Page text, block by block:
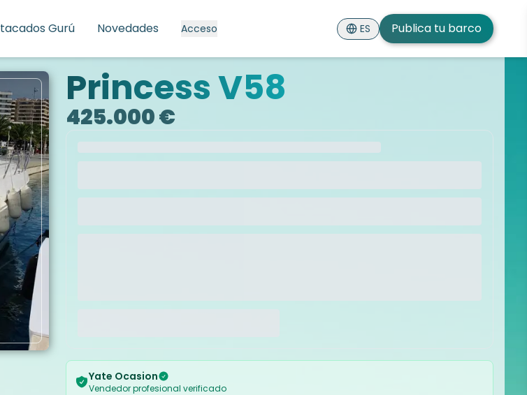
Gurú Novedades Acceso ES Publica tu barco
Princess V58
425.000 €
Yate Ocasion
Vendedor profesional verificado